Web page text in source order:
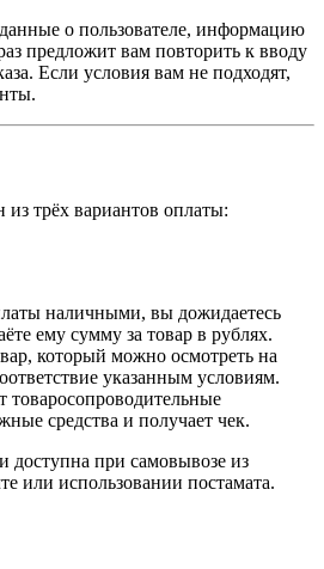
о пользователе, информацию
предложит вам повторить к вводу
Если условия вам не подходят,
трёх вариантов оплаты:
наличными, вы дожидаетесь
ему сумму за товар в рублях.
который можно осмотреть на
указанным условиям.
товаросопроводительные
средства и получает чек.
доступна при самовывозе из
или использовании постамата.